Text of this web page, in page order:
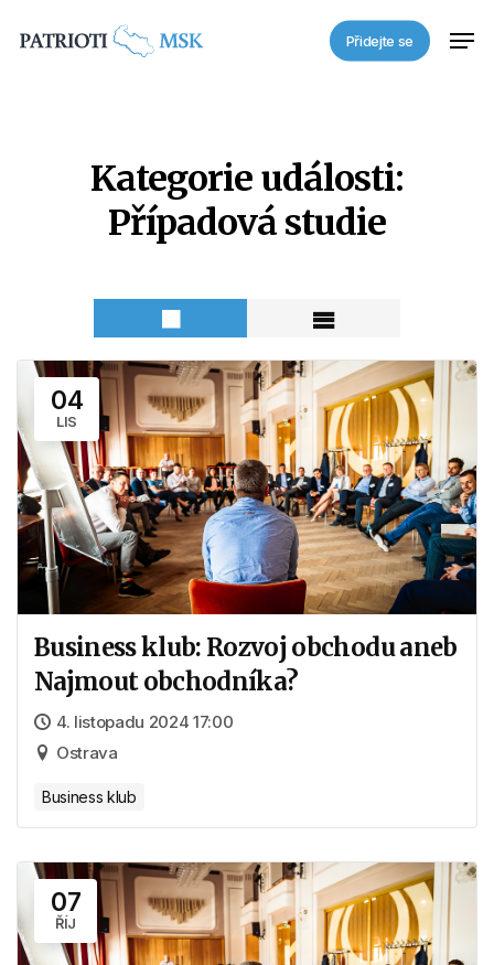
Přidejte se
Kategorie události:
Případová studie
04
LIS
Business klub: Rozvoj obchodu aneb
Najmout obchodníka?
4. listopadu 2024 17:00
Ostrava
Business klub
07
ŘÍJ